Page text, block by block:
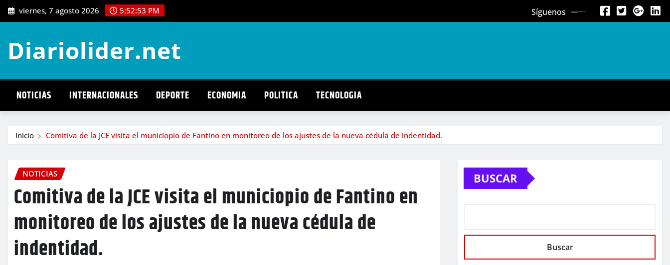
Saltar
al
viernes, 7 agosto 2026 5:52:54 PM Síguenos
Diariolider.net
NOTICIAS INTERNACIONALES DEPORTE ECONOMIA POLITICA TECNOLOGIA
Inicio Comitiva de la JCE visita el municiopio de Fantino en monitoreo de los ajustes de la nueva cédula de indentidad.
NOTICIAS
Comitiva de la JCE visita el municiopio de Fantino en
monitoreo de los ajustes de la nueva cédula de
indentidad.
BUSCAR
Buscar